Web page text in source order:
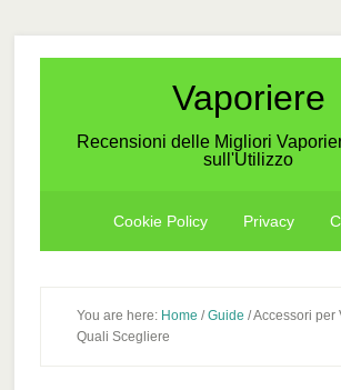
Vaporiere
Recensioni delle Migliori
sull'Utilizzo
Cookie Policy Privacy
You are here: Home / Guide /Accessori per
Quali Scegliere